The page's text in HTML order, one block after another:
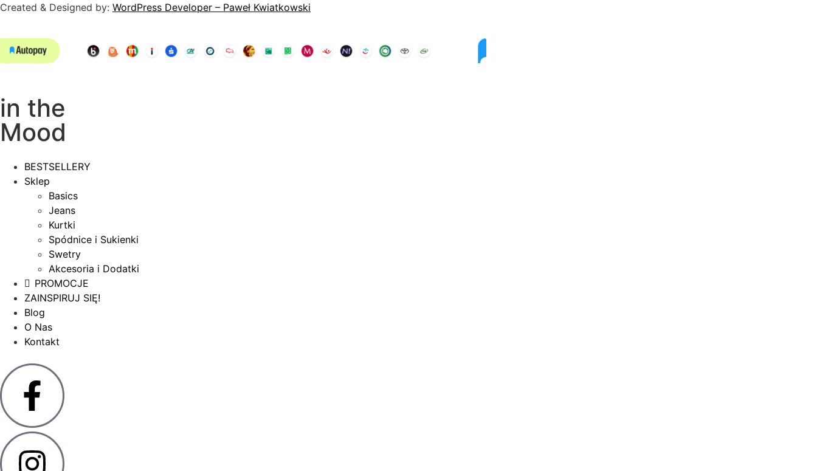
Created & Designed by: WordPress Developer – Paweł Kwiatkowski
in the
Mood
BESTSELLERY
Sklep
Basics
Jeans
Kurtki
Spódnice i Sukienki
Swetry
Akcesoria i Dodatki
PROMOCJE
ZAINSPIRUJ SIĘ!
Blog
O Nas
Kontakt